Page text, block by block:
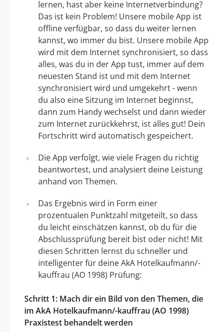
lernen, hast aber keine Internetverbindung?
Das ist kein Problem! Unsere mobile App ist
offline verfügbar, so dass du weiter lernen
kannst, wo immer du bist. Unsere mobile App
wird mit dem Internet synchronisiert, so dass
alles, was du in der App tust, immer auf dem
neuesten Stand ist und mit dem Internet
synchronisiert wird und umgekehrt - wenn
du also eine Sitzung im Internet beginnst,
dann zum Handy wechselst und dann wieder
zum Internet zurückkehrst, ist alles gut! Dein
Fortschritt wird automatisch gespeichert.
Die App verfolgt, wie viele Fragen du richtig
beantwortest, und analysiert deine Leistung
anhand von Themen.
Das Ergebnis wird in Form einer
prozentualen Punktzahl mitgeteilt, so dass
du leicht einschätzen kannst, ob du für die
Abschlussprüfung bereit bist oder nicht! Mit
diesen Schritten lernst du schneller und
intelligenter für deine AkA Hotelkaufmann/-
kauffrau (AO 1998) Prüfung:
Schritt 1: Mach dir ein Bild von den Themen, die
im AkA Hotelkaufmann/-kauffrau (AO 1998)
Praxistest behandelt werden